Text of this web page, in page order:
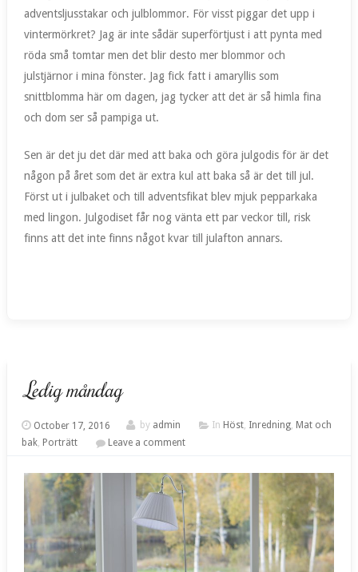
adventsljusstakar och julblommor. För visst piggar det upp i
vintermörkret? Jag är inte sådär superförtjust i att pynta med
röda små tomtar men det blir desto mer blommor och
julstjärnor i mina fönster. Jag fick fatt i amaryllis som
snittblomma här om dagen, jag tycker att det är så himla fina
och dom ser så pampiga ut.
Sen är det ju det där med att baka och göra julgodis för är det
någon på året som det är extra kul att baka så är det till jul.
Först ut i julbaket och till adventsfikat blev mjuk pepparkaka
med lingon. Julgodiset får nog vänta ett par veckor till, risk
finns att det inte finns något kvar till julafton annars.
Ledig måndag
October 17, 2016 by admin In Höst, Inredning, Mat och
bak, Porträtt Leave a comment